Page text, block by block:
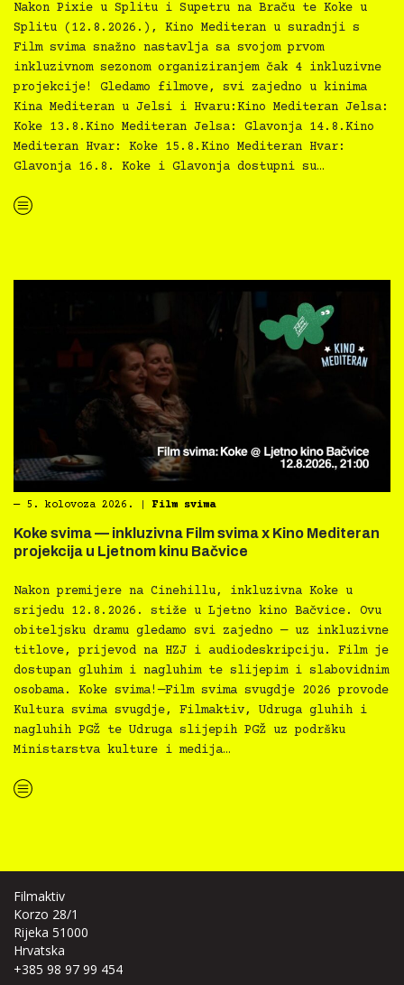
Nakon Pixie u Splitu i Supetru na Braču te Koke u
Splitu (12.8.2026.), Kino Mediteran u suradnji s
Film svima snažno nastavlja sa svojom prvom
inkluzivnom sezonom organiziranjem čak 4 inkluzivne
projekcije! Gledamo filmove, svi zajedno u kinima
Kina Mediteran u Jelsi i Hvaru:Kino Mediteran Jelsa:
Koke 13.8.Kino Mediteran Jelsa: Glavonja 14.8.Kino
Mediteran Hvar: Koke 15.8.Kino Mediteran Hvar:
Glavonja 16.8. Koke i Glavonja dostupni su…
“Kino Mediteran i Film svima nastavljaju inkluzivnu turneju na Hvaru”
― 5. kolovoza 2026. Film svima
Koke svima — inkluzivna Film svima x Kino Mediteran
projekcija u Ljetnom kinu Bačvice
Nakon premijere na Cinehillu, inkluzivna Koke u
srijedu 12.8.2026. stiže u Ljetno kino Bačvice. Ovu
obiteljsku dramu gledamo svi zajedno — uz inkluzivne
titlove, prijevod na HZJ i audiodeskripciju. Film je
dostupan gluhim i nagluhim te slijepim i slabovidnim
osobama. Koke svima!—Film svima svugdje 2026 provode
Kultura svima svugdje, Filmaktiv, Udruga gluhih i
nagluhih PGŽ te Udruga slijepih PGŽ uz podršku
Ministarstva kulture i medija…
“Koke svima — inkluzivna Film svima x Kino Mediteran projekcija u Ljetnom kinu Bačvice”
Filmaktiv
Korzo 28/1
Rijeka 51000
Hrvatska
+385 98 97 99 454